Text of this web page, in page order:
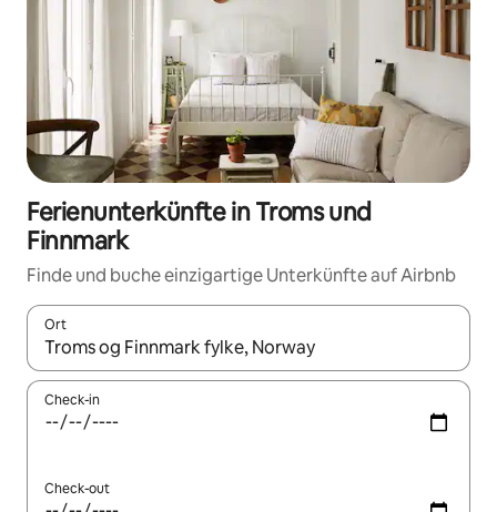
Ferienunterkünfte in Troms und
Finnmark
Finde und buche einzigartige Unterkünfte auf Airbnb
Ort
Wenn Ergebnisse verfügbar sind, navigiere mit den
Check-in
Check-out